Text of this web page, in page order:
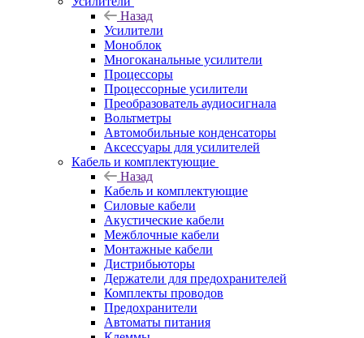
Назад
Усилители
Моноблок
Многоканальные усилители
Процессоры
Процессорные усилители
Преобразователь аудиосигнала
Вольтметры
Автомобильные конденсаторы
Аксессуары для усилителей
Кабель и комплектующие
Назад
Кабель и комплектующие
Силовые кабели
Акустические кабели
Межблочные кабели
Монтажные кабели
Дистрибьюторы
Держатели для предохранителей
Комплекты проводов
Предохранители
Автоматы питания